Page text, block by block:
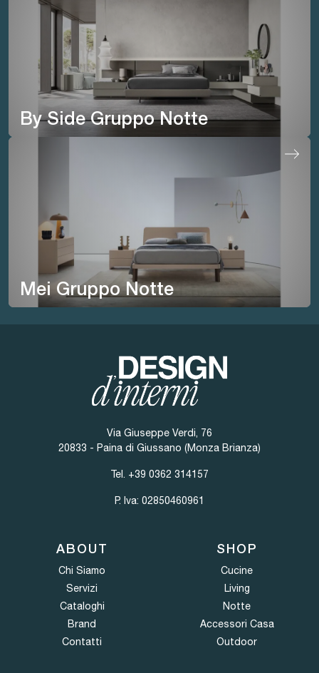
By Side Gruppo Notte
Mei Gruppo Notte
Via Giuseppe Verdi, 76
20833 - Paina di Giussano (Monza Brianza)
Tel. +39 0362 314157
P. Iva: 02850460961
ABOUT
Chi Siamo
Servizi
Cataloghi
Brand
Contatti
SHOP
Cucine
Living
Notte
Accessori Casa
Outdoor